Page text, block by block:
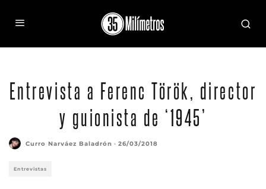
Entrevista a Ferenc Török, director
y guionista de ‘1945’
Curro Narváez Baladrón · 26/03/2018
Entrevistas